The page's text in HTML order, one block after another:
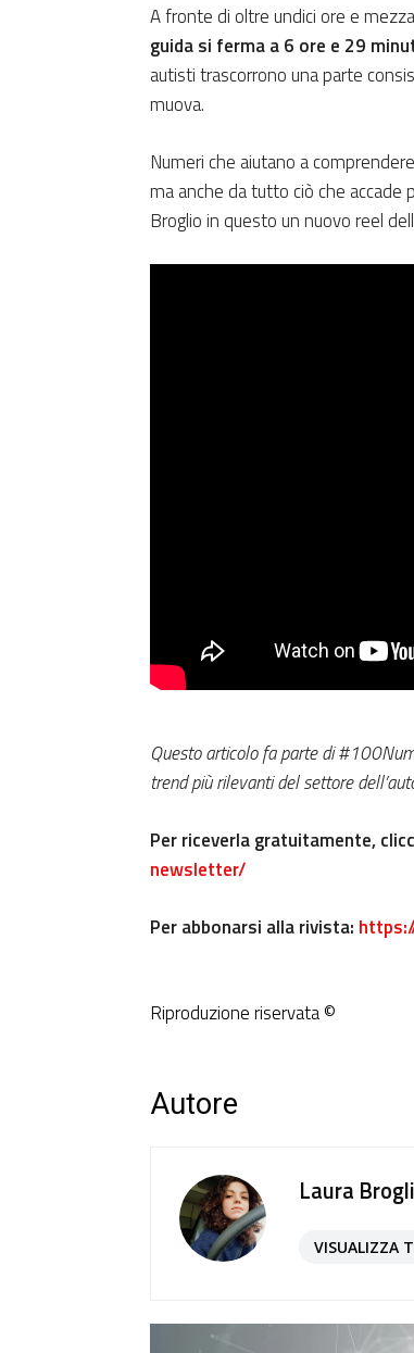
A fronte di oltre undici ore e
guida si ferma a 6 ore e 29
autisti trascorrono una parte
muova.
Numeri che aiutano a
ma anche da tutto ciò che accade
Broglio in questo un nuovo reel
Questo articolo fa parte di
trend più rilevanti del settore
Per riceverla gratuitamente,
newsletter/
Per abbonarsi alla rivista:
Riproduzione riservata ©
Autore
Laura
VISUALIZZA